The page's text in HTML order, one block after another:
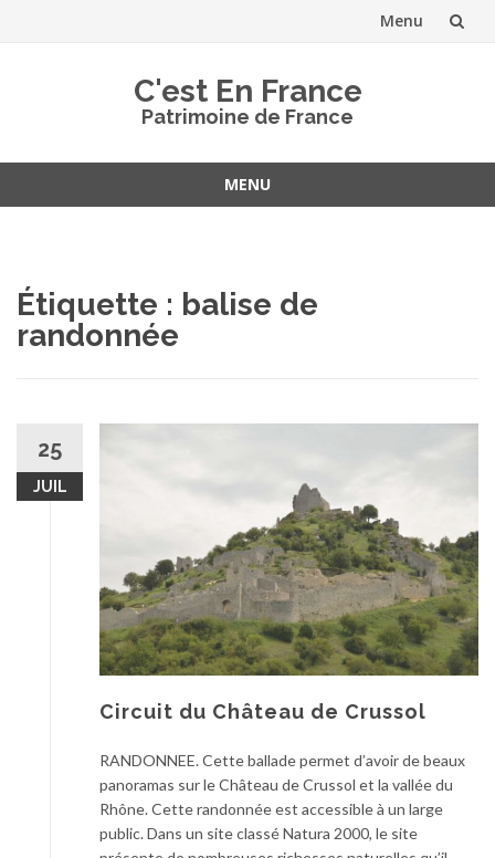
Menu
C'est En France
Patrimoine de France
MENU
Étiquette : balise de
randonnée
25
JUIL
Circuit du Château de Crussol
RANDONNEE. Cette ballade permet d’avoir de beaux
panoramas sur le Château de Crussol et la vallée du
Rhône. Cette randonnée est accessible à un large
public. Dans un site classé Natura 2000, le site